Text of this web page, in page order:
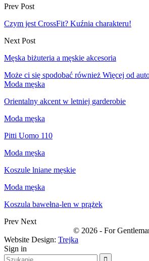
Prev Post
Czym jest CrossFit? Kuźnia charakteru!
Next Post
Męska biżuteria a męskie akcesoria
Może ci się spodobać również Więcej od
Moda męska
Orientalny akcent w letniej garderobie
Moda męska
Pitti Uomo 110
Moda męska
Koszule lniane męskie
Moda męska
Koszula bawełna-len w prążek
Prev Next
© 2026 - For
Website Design: Trejka
Sign in